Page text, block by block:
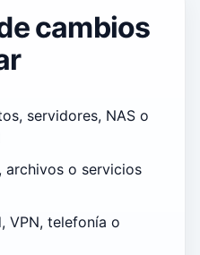
cambios
servidores, NAS o
archivos o servicios
VPN, telefonía o